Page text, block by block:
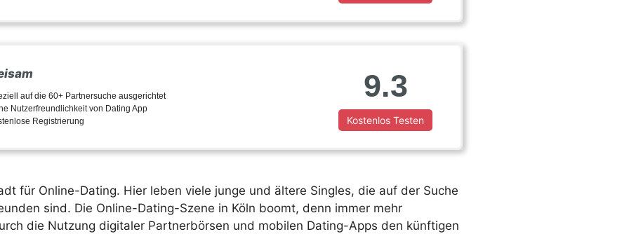
auf die 60+ Partnersuche ausgerichtet
Nutzerfreundlichkeit von Dating App
Registrierung
9.3
Kostenlos Testen
für Online-Dating. Hier leben viele junge und ältere Singles, die auf der Suche
sind. Die Online-Dating-Szene in Köln boomt, denn immer mehr
die Nutzung digitaler Partnerbörsen und mobilen Dating-Apps den künftigen